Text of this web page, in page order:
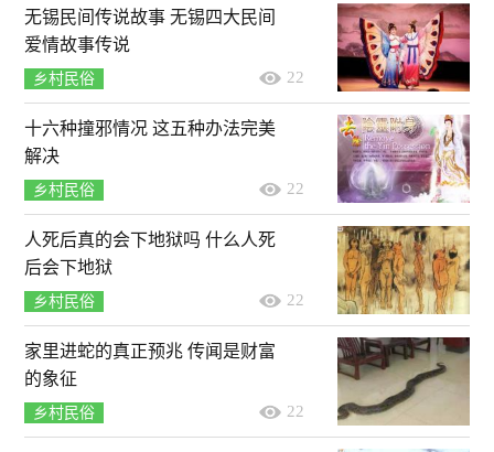
无锡民间传说故事 无锡四大民间
爱情故事传说
乡村民俗 22
十六种撞邪情况 这五种办法完美
解决
乡村民俗 22
人死后真的会下地狱吗 什么人死
后会下地狱
乡村民俗 22
家里进蛇的真正预兆 传闻是财富
的象征
乡村民俗 22